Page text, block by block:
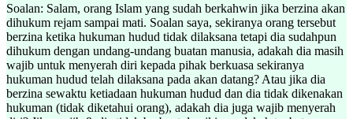
Soalan: Salam, orang Islam yang sudah berkahwin jika berzina akan
dihukum rejam sampai mati. Soalan saya, sekiranya orang tersebut
berzina ketika hukuman hudud tidak dilaksana tetapi dia sudahpun
dihukum dengan undang-undang buatan manusia, adakah dia masih
wajib untuk menyerah diri kepada pihak berkuasa sekiranya
hukuman hudud telah dilaksana pada akan datang? Atau jika dia
berzina sewaktu ketiadaan hukuman hudud dan dia tidak dikenakan
hukuman (tidak diketahui orang), adakah dia juga wajib menyerah